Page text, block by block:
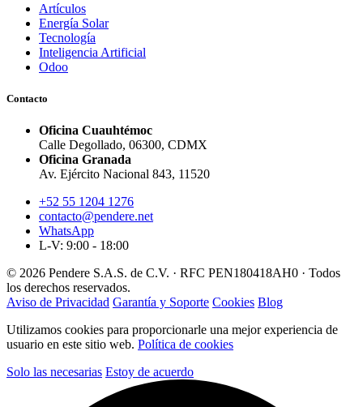
Artículos
Energía Solar
Tecnología
Inteligencia Artificial
Odoo
Contacto
Oficina Cuauhtémoc
Calle Degollado, 06300, CDMX
Oficina Granada
Av. Ejército Nacional 843, 11520
+52 55 1204 1276
contacto@pendere.net
WhatsApp
L-V: 9:00 - 18:00
© 2026 Pendere S.A.S. de C.V. · RFC PEN180418AH0 · Todos
los derechos reservados.
Aviso de Privacidad Garantía y Soporte Cookies Blog
Utilizamos cookies para proporcionarle una mejor experiencia de
usuario en este sitio web. Política de cookies
Solo las necesarias Estoy de acuerdo